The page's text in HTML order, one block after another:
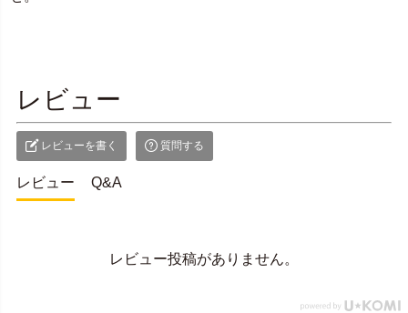
レビュー
レビューを書く 質問する
レビュー Q&A
レビュー投稿がありません。